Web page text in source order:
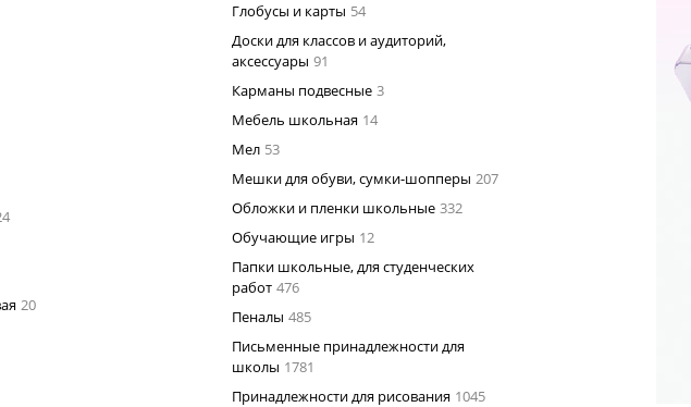
20
Глобусы и карты 54
Доски для классов и аудиторий,
аксессуары 91
Карманы подвесные 3
Мебель школьная 14
Мел 53
Мешки для обуви, сумки-шопперы 207
Обложки и пленки школьные 332
Обучающие игры 12
Папки школьные, для студенческих
работ 476
Пеналы 485
Письменные принадлежности для
школы 1781
Принадлежности для рисования 1045